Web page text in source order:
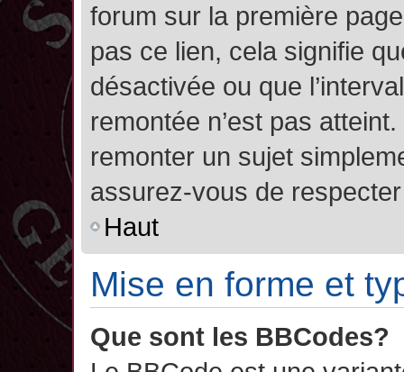
forum sur la première
pas ce lien, cela signifie
désactivée ou que
remontée n’est pas
remonter un sujet
assurez-vous de
Haut
Mise en forme et
Que sont les BBCodes?